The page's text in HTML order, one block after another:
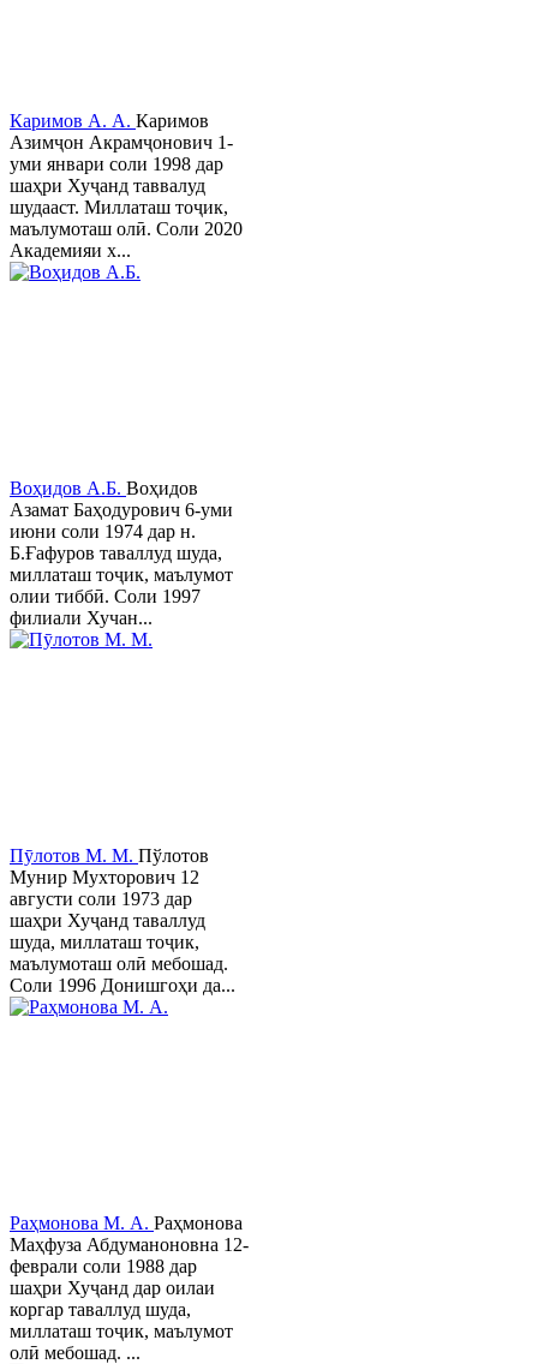
Каримов А. А. Каримов
Азимҷон Акрамҷонович 1-
уми январи соли 1998 дар
шаҳри Хуҷанд таввалуд
шудааст. Миллаташ тоҷик,
маълумоташ олӣ. Соли 2020
Академияи х...
Воҳидов А.Б. Воҳидов
Азамат Баҳодурович 6-уми
июни соли 1974 дар н.
Б.Ғафуров таваллуд шуда,
миллаташ тоҷик, маълумот
олии тиббӣ. Соли 1997
филиали Хучан...
Пӯлотов М. М. Пўлотов
Мунир Мухторович 12
августи соли 1973 дар
шаҳри Хуҷанд таваллуд
шуда, миллаташ тоҷик,
маълумоташ олӣ мебошад.
Соли 1996 Донишгоҳи да...
Раҳмонова М. А. Раҳмонова
Маҳфуза Абдуманоновна 12-
феврали соли 1988 дар
шаҳри Хуҷанд дар оилаи
коргар таваллуд шуда,
миллаташ тоҷик, маълумот
олӣ мебошад. ...